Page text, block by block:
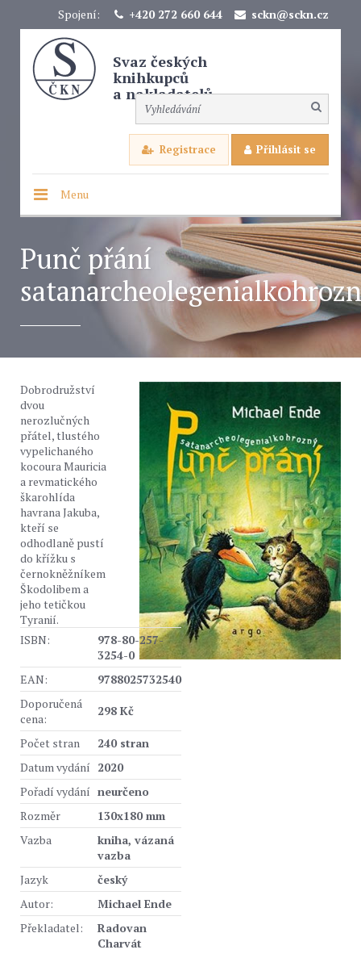
Spojení: +420 272 660 644 sckn@sckn.cz
Svaz českých
knihkupců
a nakladatelů
Registrace Přihlásit se
Menu
Punč přání
Dobrodružství
dvou
nerozlučných
přátel, tlustého
vypelichaného
kocoura Mauricia
a revmatického
škarohlída
havrana Jakuba,
kteří se
odhodlaně pustí
do křížku s
černokněžníkem
Škodolibem a
jeho tetičkou
Tyranií.
ISBN:
978-80-257-
3254-0
EAN:
9788025732540
Doporučená
cena:
298 Kč
Počet stran
240 stran
Datum vydání 2020
Pořadí vydání neurčeno
Rozměr
130x180 mm
Vazba
kniha, vázaná
vazba
Jazyk
český
Autor:
Michael Ende
Překladatel:
Radovan
Charvát